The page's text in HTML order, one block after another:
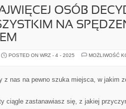
OSÓB
NA
POSTED ON WRZ - 4 - 2025
MOŻLIWOŚĆ
z nas na pewno szuka miejsca, w jakim
ciągle zastanawiasz się, z jakiej